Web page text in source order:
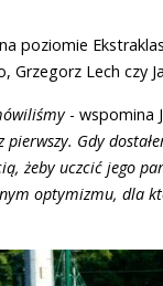
poziomie
Grzegorz Lech czy
- wspomina
Gdy
żeby uczcić jego
optymizmu, dla